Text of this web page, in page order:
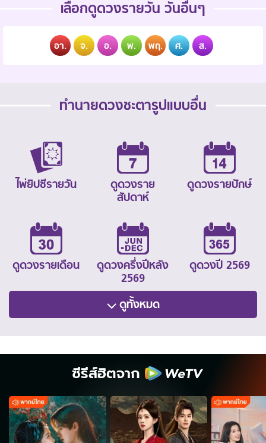
เลือกดูดวงรายวัน วันอื่นๆ
อา. จ. อ. พ. พฤ. ศ. ส.
ทำนายดวงชะตารูปแบบอื่น
ไพ่ยิปซีรายวัน
ดูดวงราย
สัปดาห์
ดูดวงรายปักษ์
ดูดวงรายเดือน
ดูดวงครึ่งปีหลัง
2569
ดูดวงปี 2569
ดูทั้งหมด
ซีรีส์ฮิตจาก